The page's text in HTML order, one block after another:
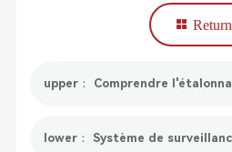
Return